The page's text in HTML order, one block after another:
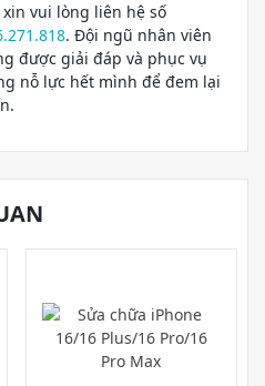
xin vui lòng liên hệ số
. Đội ngũ nhân viên
được giải đáp và phục vụ
nỗ lực hết mình để đem lại